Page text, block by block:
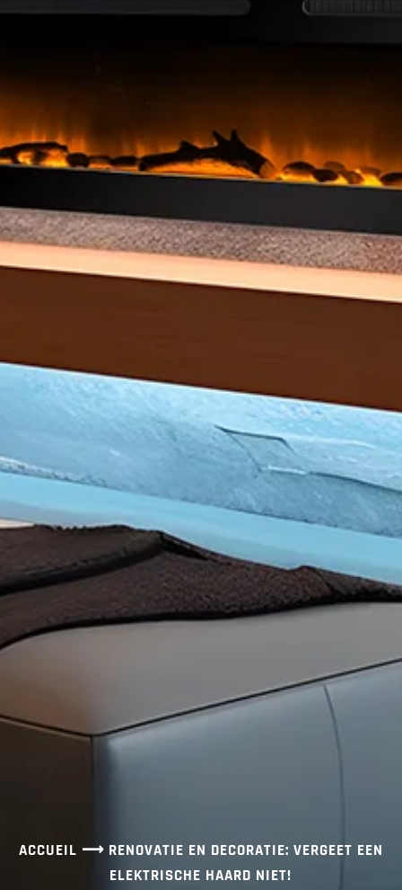
ACCUEIL ⟶ RENOVATIE EN DECORATIE: VERGEET EEN
ELEKTRISCHE HAARD NIET!